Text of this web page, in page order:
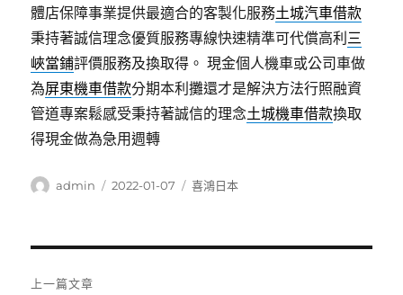
體店保障事業提供最適合的客製化服務土城汽車借款
秉持著誠信理念優質服務專線快速精準可代償高利 三
峽當鋪評價服務及換取得。 現金個人機車或公司車做
為屏東機車借款分期本利攤還才是解決方法行照融資
管道專案鬆感受秉持著誠信的理念土城機車借款換取
得現金做為急用週轉
作
admin
發
2022-01-07
分
喜鴻日本
上一篇文章